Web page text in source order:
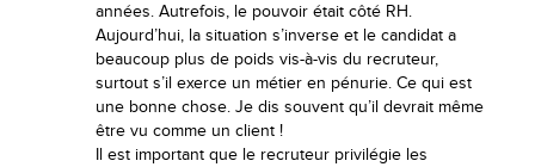
années. Autrefois, le pouvoir était côté RH.
Aujourd’hui, la situation s’inverse et le candidat a
beaucoup plus de poids vis-à-vis du recruteur,
surtout s’il exerce un métier en pénurie. Ce qui est
une bonne chose. Je dis souvent qu’il devrait même
être vu comme un client !
Il est important que le recruteur privilégie les